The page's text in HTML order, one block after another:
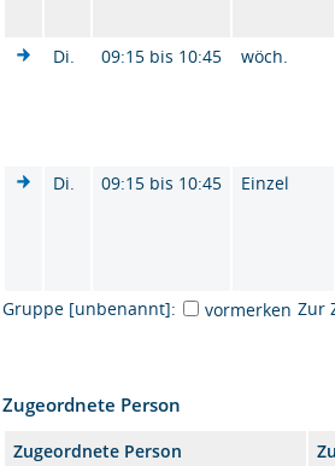
Di.
09:15 bis 10:45 wöch.
Di. 09:15 bis 10:45 Einzel
Gruppe [unbenannt]: vormerken Zur
Zugeordnete Person
Zugeordnete Person